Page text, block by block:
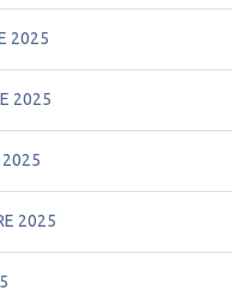
2025
2025
2025
2025